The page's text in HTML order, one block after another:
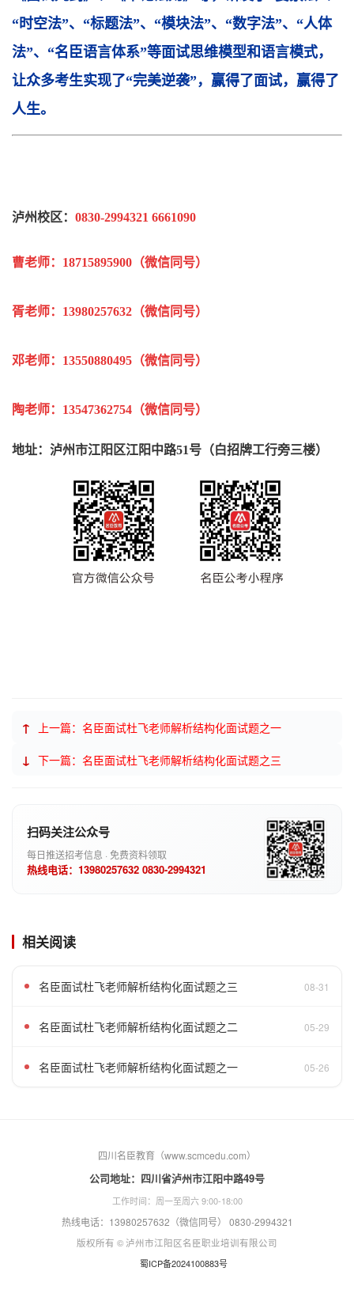
“时空法”、“标题法”、“模块法”、“数字法”、“人体
法”、“名臣语言体系”等面试思维模型和语言模式，
让众多考生实现了“完美逆袭”，赢得了面试，赢得了
人生。
泸州校区： 0830-2994321 6661090
曹老师： 18715895900 （微信同号）
胥老师： 13980257632 （微信同号）
邓老师： 13550880495 （微信同号）
陶老师： 13547362754 （微信同号）
地址：泸州市江阳区江阳中路51号（白招牌工行旁三楼）
↑ 上一篇：名臣面试杜飞老师解析结构化面试题之一
↓ 下一篇：名臣面试杜飞老师解析结构化面试题之三
扫码关注公众号
每日推送招考信息 · 免费资料领取
热线电话：13980257632 0830-2994321
相关阅读
名臣面试杜飞老师解析结构化面试题之三 08-31
名臣面试杜飞老师解析结构化面试题之二 05-29
名臣面试杜飞老师解析结构化面试题之一 05-26
四川名臣教育（www.scmcedu.com）
公司地址：四川省泸州市江阳中路49号
工作时间：周一至周六 9:00-18:00
热线电话：13980257632（微信同号） 0830-2994321
版权所有 © 泸州市江阳区名臣职业培训有限公司
蜀ICP备2024100883号